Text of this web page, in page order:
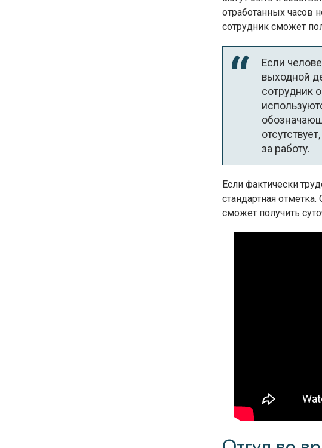
отработанных часов
сотрудник сможет
Если
выходной
сотрудник
за работу.
Если фактически
стандартная
сможет получить